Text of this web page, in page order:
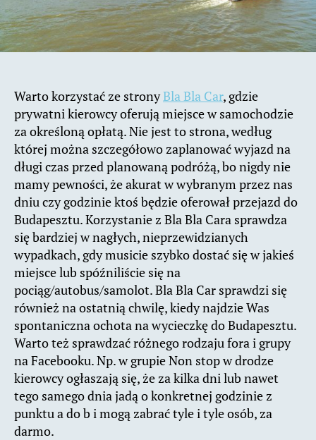
Warto korzystać ze stronyBla Bla Car, gdzie
prywatni kierowcy oferują miejsce w samochodzie
za określoną opłatą. Nie jest to strona, według
której można szczegółowo zaplanować wyjazd na
długi czas przed planowaną podróżą, bo nigdy nie
mamy pewności, że akurat w wybranym przez nas
dniu czy godzinie ktoś będzie oferował przejazd do
Budapesztu. Korzystanie z Bla Bla Cara sprawdza
się bardziej w nagłych, nieprzewidzianych
wypadkach, gdy musicie szybko dostać się w jakieś
miejsce lub spóźniliście się na
pociąg/autobus/samolot. Bla Bla Car sprawdzi się
również na ostatnią chwilę, kiedy najdzie Was
spontaniczna ochota na wycieczkę do Budapesztu.
Warto też sprawdzać różnego rodzaju fora i grupy
na Facebooku. Np. w grupie Non stop w drodze
kierowcy ogłaszają się, że za kilka dni lub nawet
tego samego dnia jadą o konkretnej godzinie z
punktu a do b i mogą zabrać tyle i tyle osób, za
darmo.